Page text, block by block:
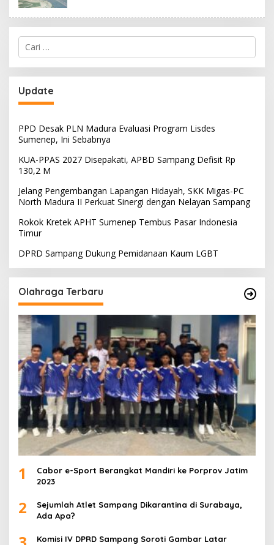
Cari
untuk:
Update
PPD Desak PLN Madura Evaluasi Program Lisdes
Sumenep, Ini Sebabnya
KUA-PPAS 2027 Disepakati, APBD Sampang Defisit Rp
130,2 M
Jelang Pengembangan Lapangan Hidayah, SKK Migas-PC
North Madura II Perkuat Sinergi dengan Nelayan Sampang
Rokok Kretek APHT Sumenep Tembus Pasar Indonesia
Timur
DPRD Sampang Dukung Pemidanaan Kaum LGBT
Olahraga Terbaru
1
Cabor e-Sport Berangkat Mandiri ke Porprov Jatim
2023
2
Sejumlah Atlet Sampang Dikarantina di Surabaya,
Ada Apa?
Komisi IV DPRD Sampang Soroti Gambar Latar